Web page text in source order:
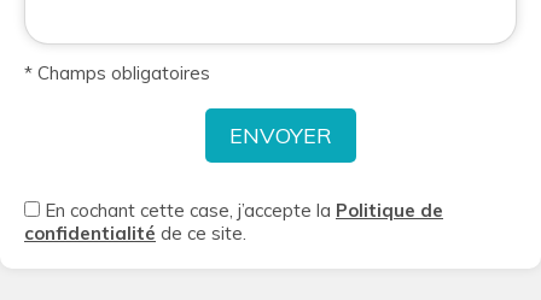
* Champs obligatoires
En cochant cette case, j’accepte la Politique de
confidentialité de ce site.